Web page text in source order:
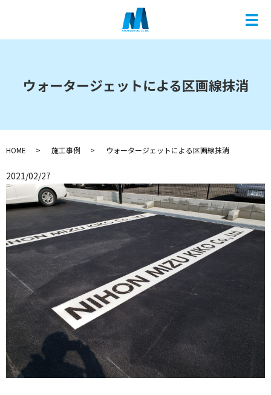
メ
ウォータージェットによる区画線抹消
HOME 施工事例 ウォータージェットによる区画線抹消
2021/02/27